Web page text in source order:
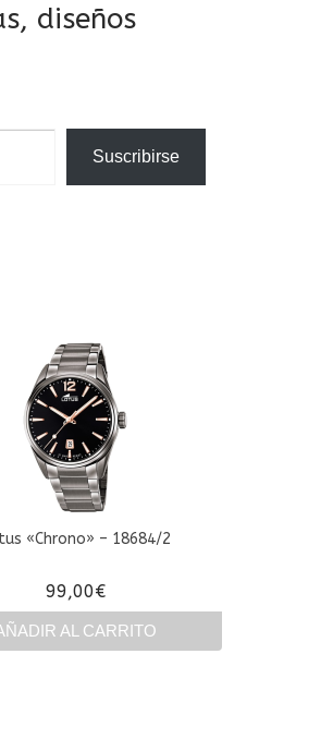
diseños
Suscribirse
«Chrono» – 18684/2
99,00€
AL CARRITO